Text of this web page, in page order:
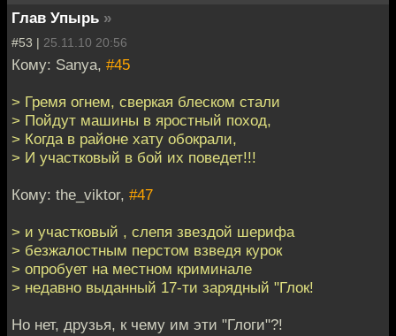
Глав Упырь »
#53 | 25.11.10 20:56
Кому: Sanya, #45
> Гремя огнем, сверкая блеском стали
> Пойдут машины в яростный поход,
> Когда в районе хату обокрали,
> И участковый в бой их поведет!!!
Кому: the_viktor, #47
> и участковый , слепя звездой шерифа
> безжалостным перстом взведя курок
> опробует на местном криминале
> недавно выданный 17-ти зарядный "Глок!
Но нет, друзья, к чему им эти "Глоги"?!